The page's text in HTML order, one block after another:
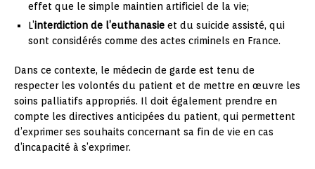
effet que le simple maintien artificiel de la vie;
L’interdiction de l’euthanasie et du suicide assisté, qui
sont considérés comme des actes criminels en France.
Dans ce contexte, le médecin de garde est tenu de
respecter les volontés du patient et de mettre en œuvre les
soins palliatifs appropriés. Il doit également prendre en
compte les directives anticipées du patient, qui permettent
d’exprimer ses souhaits concernant sa fin de vie en cas
d’incapacité à s’exprimer.